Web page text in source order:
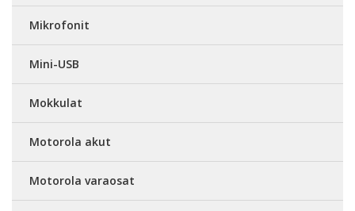
Mikrofonit
Mini-USB
Mokkulat
Motorola akut
Motorola varaosat